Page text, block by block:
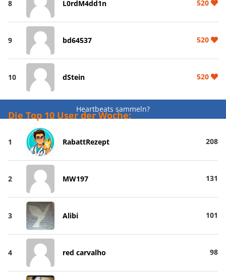
8 L0rdM4dd1n 520
9 bd64537 520
10 dStein 520
Heartbeats sammeln?
Die Top 10 User der Woche:
1 RabattRezept 208
2 MW197 131
3 Alibi 101
4 red carvalho 98